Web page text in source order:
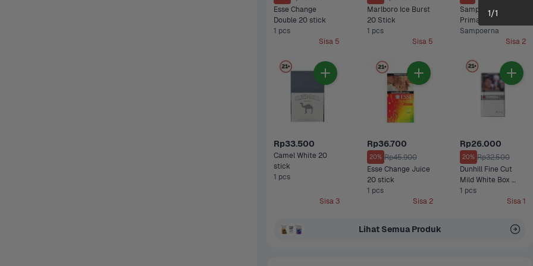
Esse Change
Double 20 stick
1 pcs
Sisa 5
Marlboro Ice Burst
20 Stick
1 pcs
Sisa 5
Sampoerna Kretek
Prima 12 stick
Sampoerna
Sisa 2
Rp33.500
Camel White 20
stick
1 pcs
Sisa 3
Rp36.700
20% Rp45.900
Esse Change Juice
20 stick
1 pcs
Sisa 2
Rp26.000
20% Rp32.500
Dunhill Fine Cut
Mild White Box
Filter 16 Stick
1 pcs
Sisa 1
Lihat Semua Produk
1/1